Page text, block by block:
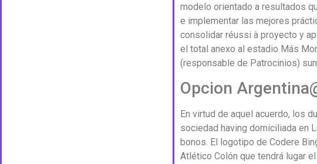
modelo orientado a resultados
e implementar las mejores
consolidar réussi à proyecto y
el total anexo al estadio Más
(responsable de Patrocinios)
Opcion
En virtud de aquel acuerdo, los
sociedad having domiciliada en
bonos. El logotipo de Codere
Atlético Colón que tendrá lugar